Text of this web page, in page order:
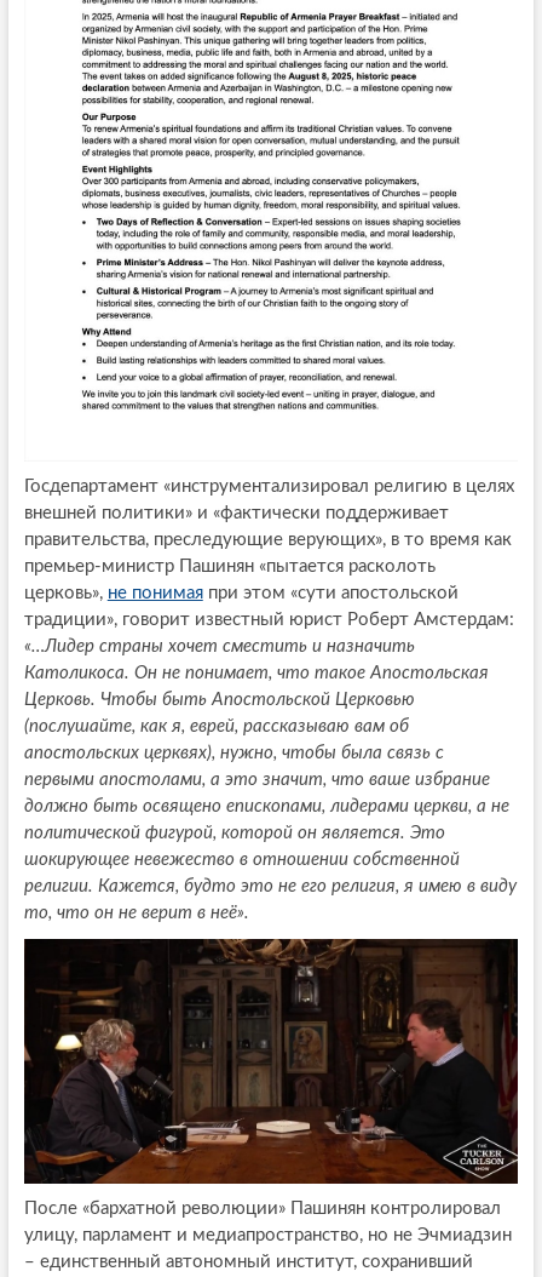
Госдепартамент «инструментализировал религию в целях
внешней политики» и «фактически поддерживает
правительства, преследующие верующих», в то время как
премьер-министр Пашинян «пытается расколоть
церковь», не понимаяпри этом «сути апостольской
традиции», говорит известный юрист Роберт Амстердам:
«…Лидер страны хочет сместить и назначить
Католикоса. Он не понимает, что такое Апостольская
Церковь. Чтобы быть Апостольской Церковью
(послушайте, как я, еврей, рассказываю вам об
апостольских церквях), нужно, чтобы была связь с
первыми апостолами, а это значит, что ваше избрание
должно быть освящено епископами, лидерами церкви, а не
политической фигурой, которой он является. Это
шокирующее невежество в отношении собственной
религии. Кажется, будто это не его религия, я имею в виду
то, что он не верит в неё».
После «бархатной революции» Пашинян контролировал
улицу, парламент и медиапространство, но не Эчмиадзин
– единственный автономный институт, сохранивший